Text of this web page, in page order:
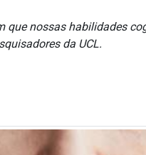
que nossas habilidades
da UCL.